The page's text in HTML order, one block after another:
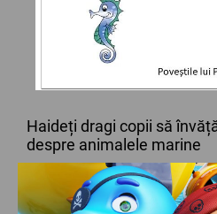
Haideți dragi copii să
despre animalele marine